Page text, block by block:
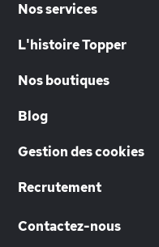
Nos services
L'histoire Topper
Nos boutiques
Blog
Gestion des cookies
Recrutement
Contactez-nous